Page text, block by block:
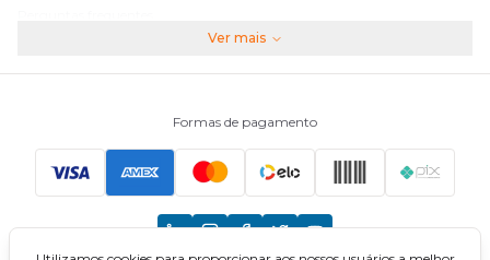
Principais Concursos
CNU
Ver mais
Formas de pagamento